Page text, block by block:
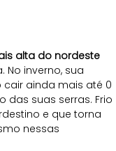
alta do nordeste
No inverno, sua
ainda mais até 0
das suas serras. Frio
e que torna
nessas